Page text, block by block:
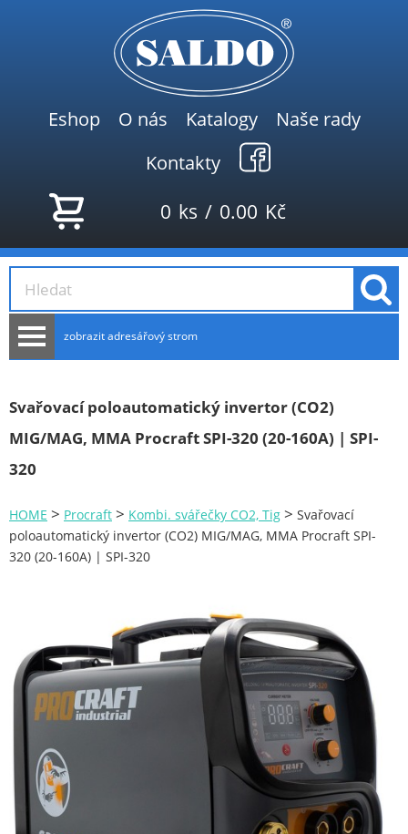
Eshop O nás Katalogy
Naše rady
Kontakty
0 ks / 0.00 Kč
zobrazit adresářový strom
NOVINKY
Zahrada
Stavební míchačky
NÁDOBY
NÁBYTEK - spojovací materiál a příslušenství
Ploty a pletiva
Úložné boxy na nářadí
Ochranné pomůcky
Keramické brusivo
Flex. kotouče
Brusivo na podložce
Svařovací poloautomatický invertor (CO2)
MIG/MAG, MMA Procraft SPI-320 (20-160A) | SPI-
320
HOME > Procraft > Kombi. svářečky CO2, Tig > Svařovací
poloautomatický invertor (CO2) MIG/MAG, MMA Procraft SPI-
320 (20-160A) | SPI-320